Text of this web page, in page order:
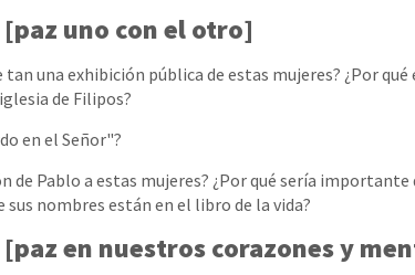
uno con el otro]
tan una exhibición pública de estas mujeres? ¿Por qué
de Filipos?
en el Señor"?
de Pablo a estas mujeres? ¿Por qué sería importante
nombres están en el libro de la vida?
en nuestros corazones y